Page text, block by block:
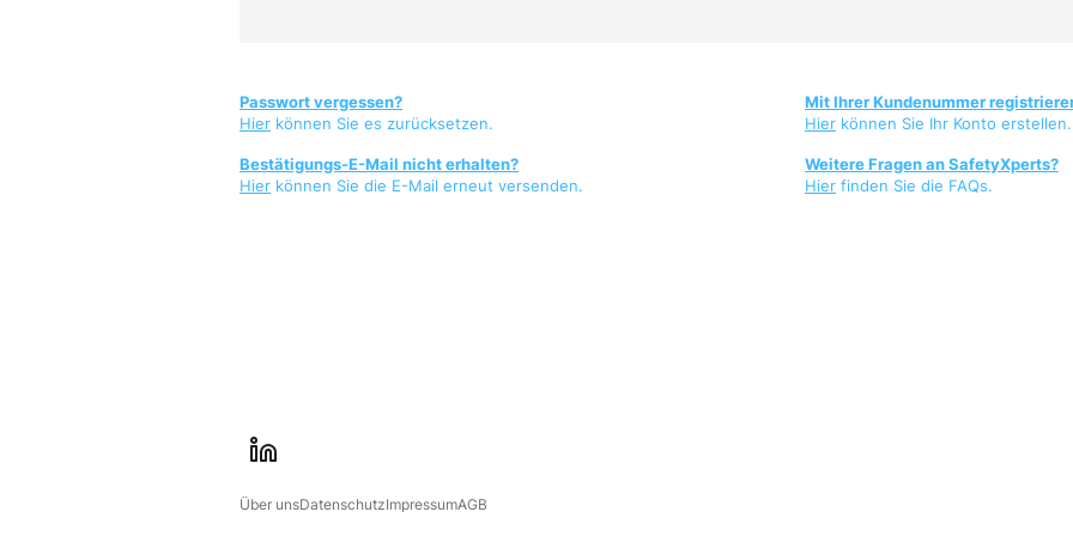
Passwort vergessen?
Hier können Sie es zurücksetzen.
Bestätigungs-E-Mail nicht erhalten?
Hier können Sie die E-Mail erneut versenden.
Mit Ihrer Kundenummer
Hier können Sie Ihr Konto erstellen.
Weitere Fragen an SafetyXperts?
Hier finden Sie die FAQs.
i
Über unsDatenschutzImpressumAGB